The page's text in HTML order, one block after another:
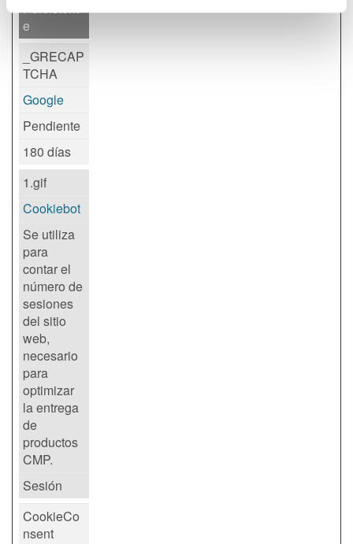
Persistent
e
_GRECAP
TCHA
Google
Pendiente
180 días
1.gif
Cookiebot
Se utiliza
para
contar el
número de
sesiones
del sitio
web,
necesario
para
optimizar
la entrega
de
productos
CMP.
Sesión
CookieCo
nsent